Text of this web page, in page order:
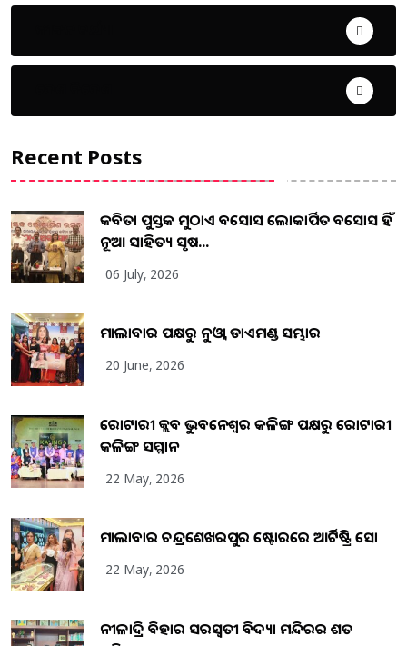
Recent Posts
କବିତା ପୁସ୍ତକ ମୁଠାଏ ଅବସୋସ ଲୋକାର୍ପିତ ଅବସୋସ ହିଁ
ନୂଆ ସାହିତ୍ୟ ସୃଷ...
06 July, 2026
ମାଲାବାର ପକ୍ଷରୁ ନୁଓ୍ବା ଡାଏମଣ୍ଡ ସମ୍ଭାର
20 June, 2026
ରୋଟାରୀ କ୍ଲବ ଭୁବନେଶ୍ୱର କଳିଙ୍ଗ ପକ୍ଷରୁ ରୋଟାରୀ
କଳିଙ୍ଗ ସମ୍ମାନ
22 May, 2026
ମାଲାବାର ଚନ୍ଦ୍ରଶେଖରପୁର ଷ୍ଟୋରରେ ଆର୍ଟିଷ୍ଟ୍ରି ସୋ
22 May, 2026
ନୀଳାଦ୍ରି ବିହାର ସରସ୍ୱତୀ ବିଦ୍ୟା ମନ୍ଦିରର ଶତ